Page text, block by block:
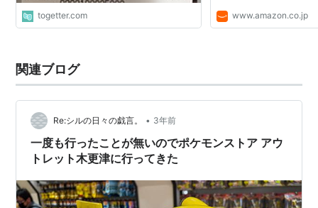
togetter.com www.amazon.co.jp
関連ブログ
Re:シルの日々の戯言。 • 3年前
一度も行ったことが無いのでポケモンストア アウ
トレット木更津に行ってきた